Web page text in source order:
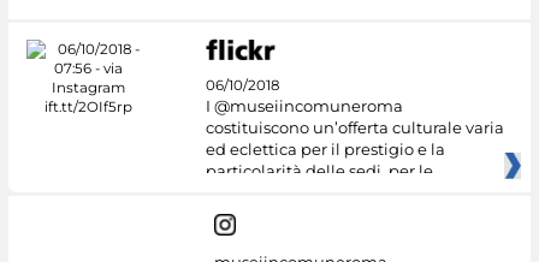
06/10/2018
I @museiincomuneroma
costituiscono un’offerta culturale varia
ed eclettica per il prestigio e la
particolarità delle sedi, per le